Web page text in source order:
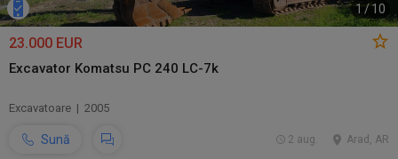
1 /10
23.000 EUR
Excavator Komatsu PC 240 LC-7k
Excavatoare | 2005
Sună Arad, AR
2 aug.